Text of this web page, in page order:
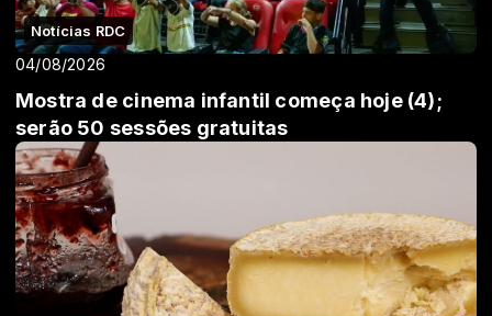
Notícias RDC
04/08/2026
Mostra de cinema infantil começa hoje (4);
serão 50 sessões gratuitas